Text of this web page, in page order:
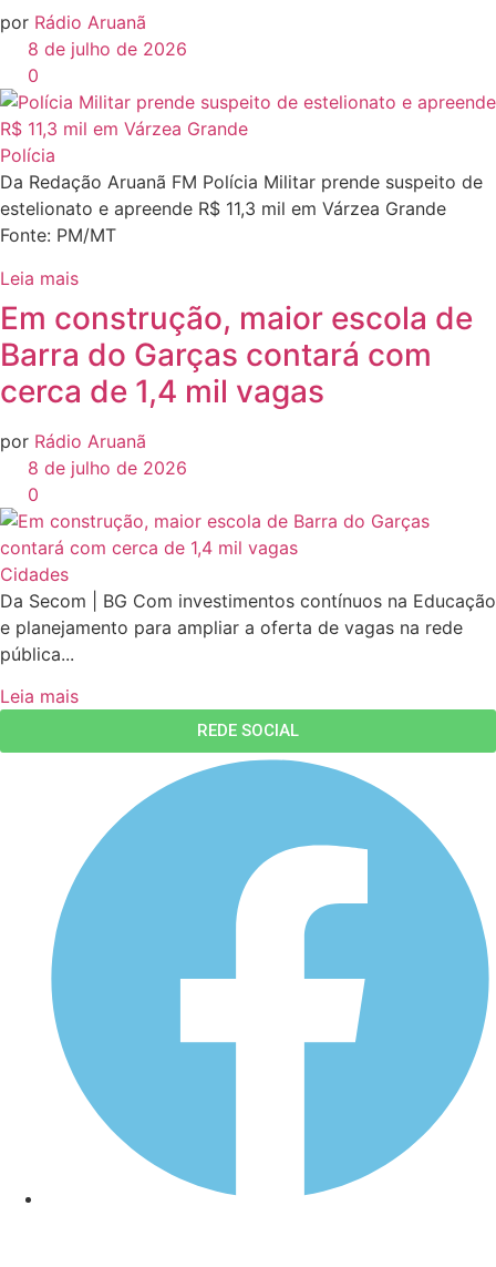
por Rádio Aruanã
8 de julho de 2026
0
Polícia
Da Redação Aruanã FM Polícia Militar prende suspeito de
estelionato e apreende R$ 11,3 mil em Várzea Grande
Fonte: PM/MT
Leia mais
Em construção, maior escola de
Barra do Garças contará com
cerca de 1,4 mil vagas
por Rádio Aruanã
8 de julho de 2026
0
Cidades
Da Secom | BG Com investimentos contínuos na Educação
e planejamento para ampliar a oferta de vagas na rede
pública...
Leia mais
REDE SOCIAL